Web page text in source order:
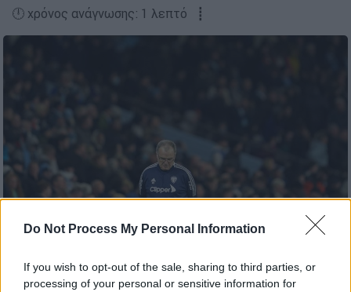
Do Not Process My Personal Information
If you wish to opt-out of the sale, sharing to third parties, or
processing of your personal or sensitive information for
🕛 χρόνος ανάγνωσης: 1 λεπτό ┋
Μαρτσέλο Μπιέλσα / AP Photo
Προσθέστε το ΕΘΝΟΣ στη Google